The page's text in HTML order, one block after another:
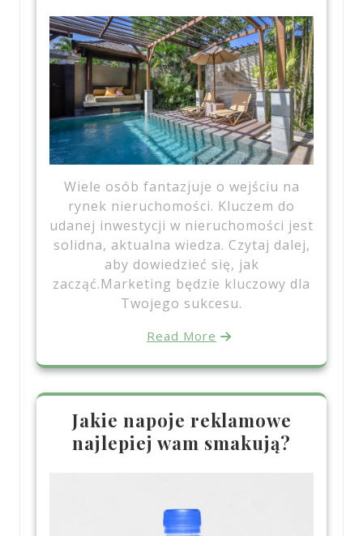
Wiele osób fantazjuje o wejściu na
rynek nieruchomości. Kluczem do
udanej inwestycji w nieruchomości jest
solidna, aktualna wiedza. Czytaj dalej,
aby dowiedzieć się, jak
zacząć.Marketing będzie kluczowy dla
Twojego sukcesu.
Read More
Jakie napoje reklamowe
najlepiej wam smakują?